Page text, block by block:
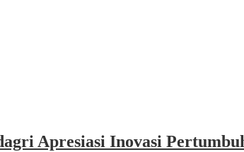
Apresiasi Inovasi